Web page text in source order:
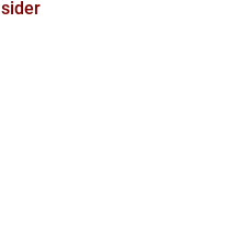
sider